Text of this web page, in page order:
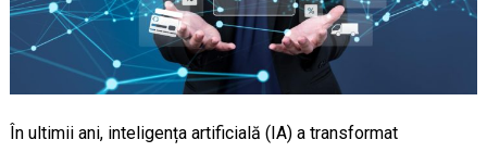
În ultimii ani, inteligența artificială (IA) a transformat